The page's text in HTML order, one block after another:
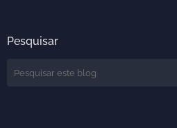
Pesquisar